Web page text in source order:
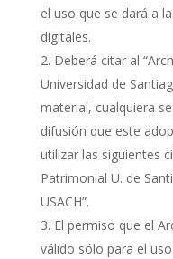
el uso que se dará a
digitales.
Deberá citar al
Universidad de
material, cualquiera
difusión que este
utilizar las siguientes
Patrimonial U. de
USACH”.
El permiso que el
válido sólo para el